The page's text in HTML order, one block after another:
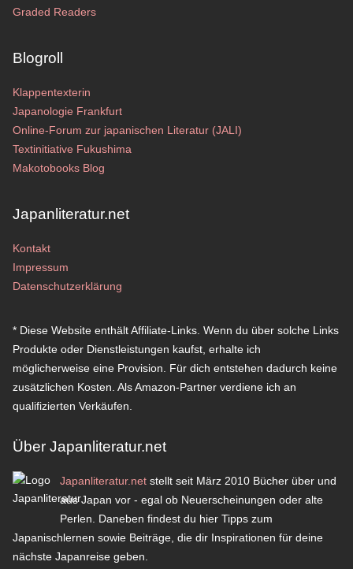
Graded Readers
Blogroll
Klappentexterin
Japanologie Frankfurt
Online-Forum zur japanischen Literatur (JALI)
Textinitiative Fukushima
Makotobooks Blog
Japanliteratur.net
Kontakt
Impressum
Datenschutzerklärung
* Diese Website enthält Affiliate-Links. Wenn du über solche Links
Produkte oder Dienstleistungen kaufst, erhalte ich
möglicherweise eine Provision. Für dich entstehen dadurch keine
zusätzlichen Kosten. Als Amazon-Partner verdiene ich an
qualifizierten Verkäufen.
Über Japanliteratur.net
Japanliteratur.net stellt seit März 2010 Bücher über und
aus Japan vor - egal ob Neuerscheinungen oder alte
Perlen. Daneben findest du hier Tipps zum
Japanischlernen sowie Beiträge, die dir Inspirationen für deine
nächste Japanreise geben.